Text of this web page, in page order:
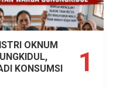
1
OKNUM
KONSUMSI